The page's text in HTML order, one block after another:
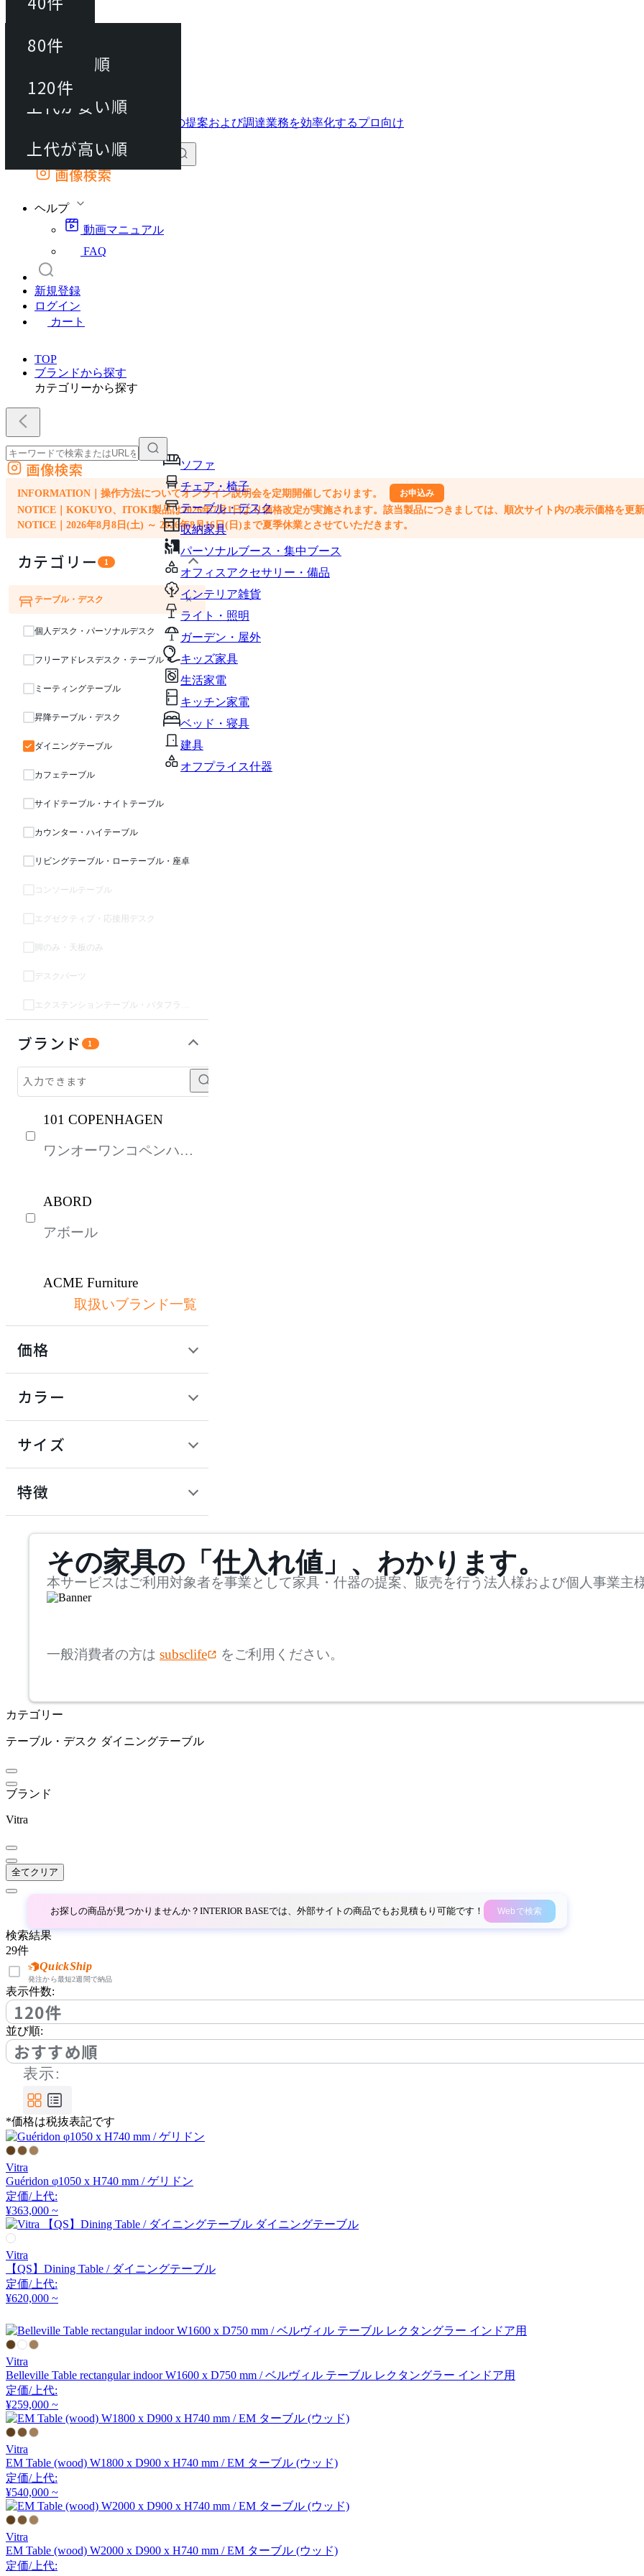
動画マニュアル
FAQ
カート
外部サイトの商品をカートに追加
画像検索
ヘルプ
動画マニュアル
FAQ
新規登録
ログイン
カート
TOP
ブランドから探す
カテゴリーから探す
ソファ
チェア・椅子
テーブル・デスク
収納家具
パーソナルブース・集中ブース
オフィスアクセサリー・備品
インテリア雑貨
ライト・照明
ガーデン・屋外
キッズ家具
生活家電
キッチン家電
ベッド・寝具
建具
オフプライス什器
外部サイトの商品をカートに追加
他のサイトで見つけた商品ページのURLを貼り付けて、カートに追加できます
画像検索
INFORMATION｜操作方法についてオンライン説明会を定期開催しております。 お申込み
NOTICE｜KOKUYO、ITOKI製品は2026年7月1日より価格改定が実施されます。該当製品につきましては、順次サイト内の表示価格を更新
NOTICE｜2026年8月8日(土) ～ 2026年8月16日(日)まで夏季休業とさせていただきます。
カテゴリー 1
ソファ
チェア・椅子
テーブル・デスク ×
個人デスク・パーソナルデスク
フリーアドレスデスク・テーブル
ミーティングテーブル
昇降テーブル・デスク
ダイニングテーブル
カフェテーブル
サイドテーブル・ナイトテーブル
カウンター・ハイテーブル
リビングテーブル・ローテーブル・座卓
コンソールテーブル
エグゼクティブ・応接用デスク
脚のみ・天板のみ
デスクパーツ
ブランド 1
101 COPENHAGEN
ワンオーワンコペンハー
ABORD
アボール
ACME Furniture
アクメファニチャー
アダル
ADAL TOTAL INTERIOR
アコレクション
アドレス
アルテック
アルナイ
アズマヤ
BoConcept
ボーコンセプト
by interiors
バイインテリアズ
Coccole
コッコレ
COMPLEX UNIVERSAL
FURNITURE SUPPLY
コンプレックスユニバー
サルファニチャーサプラ
CondeHouse
カンディハウス
クラッシュクラッシュプ
ロジェクト
DAN-FORM
ダンフォーム
DeVorm
取扱いブランド一覧
価格
カラー
サイズ
mm
検索
~
~
座面高
検索
~
特徴
その家具の「仕入れ値」、わかります。
本サービスはご利用対象者を事業として家具・什器の提案、販売を行う法人様および個人事業主
一般消費者の方は subsclife をご利用ください。
カテゴリー
テーブル・デスク ダイニングテーブル
ブランド
Vitra
全てクリア
お探しの商品が見つかりませんか？INTERIOR BASEでは、外部サイトの商品でもお見積もり可能です！ Webで検索
検索結果
29件
QuickShip
発注から最短2週間で納品
表示件数:
120件
40件
80件
並び順:
おすすめ順
並び替え
おすすめ順
上代が安い順
上代が高い順
表示:
*価格は税抜表記です
Vitra
Guéridon φ1050 x H740 mm / ゲリドン
定価/上代:
¥363,000 ~
Vitra
【QS】Dining Table / ダイニングテーブル
定価/上代:
¥620,000 ~
Vitra
Belleville Table rectangular indoor W1600 x D750 mm / ベルヴィル テーブル レクタングラー インドア用
定価/上代:
¥259,000 ~
Vitra
EM Table (wood) W1800 x D900 x H740 mm / EM ターブル (ウッド)
定価/上代:
¥540,000 ~
Vitra
EM Table (wood) W2000 x D900 x H740 mm / EM ターブル (ウッド)
定価/上代:
80件
120件